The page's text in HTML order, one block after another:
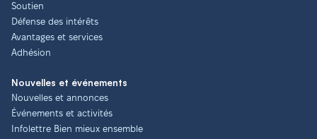
Soutien
Défense des intérêts
Avantages et services
Adhésion
Nouvelles et événements
Nouvelles et annonces
Événements et activités
Infolettre Bien mieux ensemble